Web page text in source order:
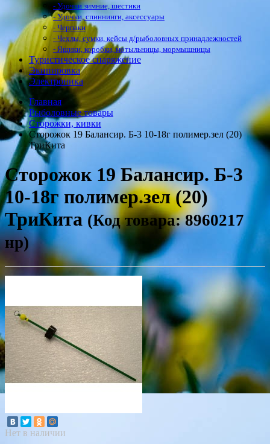
- Удочки зимние, шестики
- Удочки, спиннинги, аксессуары
- Черпаки
- Чехлы, сумки, кейсы д/рыболовных принадлежностей
- Ящики, коробки, мотыльницы, мормышницы
Туристическое снаряжение
Экипировка
Электроника
Главная
Рыболовные товары
Сторожки, кивки
Сторожок 19 Балансир. Б-3 10-18г полимер.зел (20)
ТриКита
Сторожок 19 Балансир. Б-3
10-18г полимер.зел (20)
ТриКита (Код товара: 8960217
нр)
Нет в наличии